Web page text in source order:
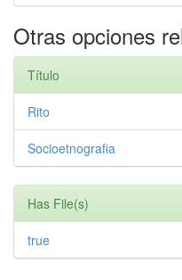
Otras opciones
Título
Rito
Socioetnografia
Has File(s)
true